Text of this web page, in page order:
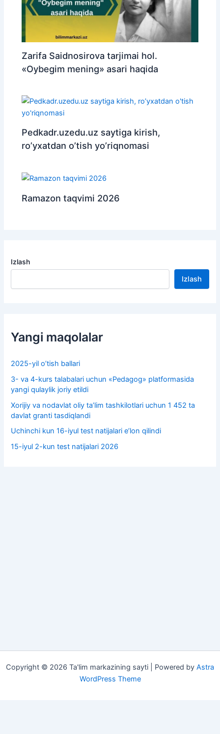
Zarifa Saidnosirova tarjimai hol.
«Oybegim mening» asari haqida
Pedkadr.uzedu.uz saytiga kirish,
ro’yxatdan o’tish yo’riqnomasi
Ramazon taqvimi 2026
Izlash
Izlash
Yangi maqolalar
2025-yil o’tish ballari
3- va 4-kurs talabalari uchun «Pedagog» platformasida
yangi qulaylik joriy etildi
Xorijiy va nodavlat oliy taʼlim tashkilotlari uchun 1 452 ta
davlat granti tasdiqlandi
Uchinchi kun 16-iyul test natijalari e’lon qilindi
15-iyul 2-kun test natijalari 2026
Copyright © 2026 Ta'lim markazining sayti | Powered by Astra
WordPress Theme